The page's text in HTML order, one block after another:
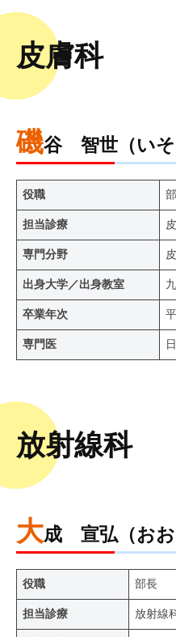
皮膚科
磯谷 智世（い
役職
担当診療
専門分野
出身大学／出身教室
卒業年次
専門医
放射線科
大成 宣弘（お
役職 部長
担当診療 放射線